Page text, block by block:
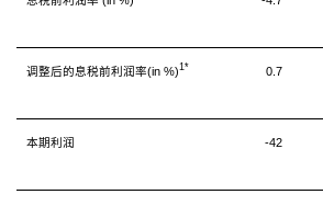
调整后的息税前利润率(in %)1* 0.7
本期利润 -42